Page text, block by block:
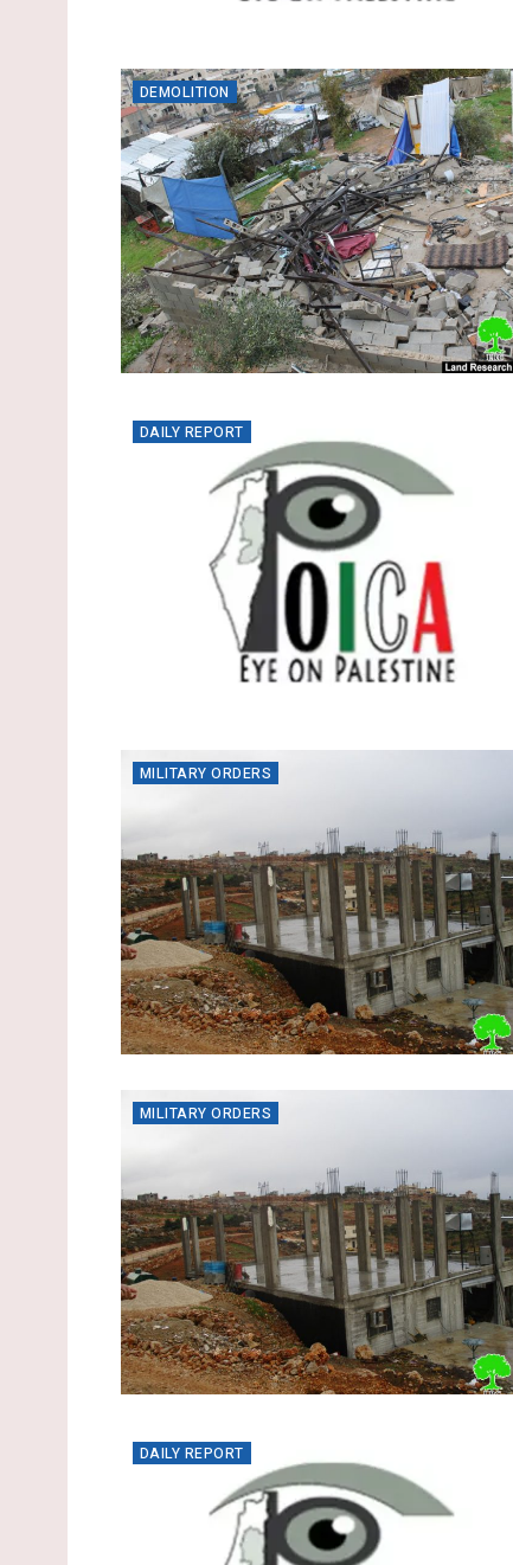
DEMOLITION
DAILY REPORT
MILITARY ORDERS
MILITARY ORDERS
DAILY REPORT